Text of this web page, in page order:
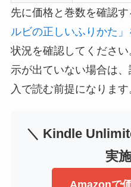
先に価格と巻数を確認す
ルビの正しいふりかた」
状況を確認してくださ
示が出ていない場合は
入で読む前提になります
＼ Kindle
実